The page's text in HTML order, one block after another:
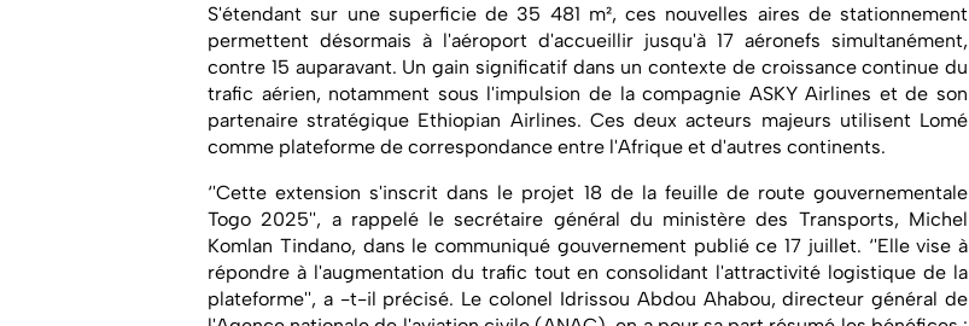
S'étendant sur une superficie de 35 481 m², ces nouvelles aires de stationnement
permettent désormais à l'aéroport d'accueillir jusqu'à 17 aéronefs simultanément,
contre 15 auparavant. Un gain significatif dans un contexte de croissance continue du
trafic aérien, notamment sous l'impulsion de la compagnie ASKY Airlines et de son
partenaire stratégique Ethiopian Airlines. Ces deux acteurs majeurs utilisent Lomé
comme plateforme de correspondance entre l'Afrique et d'autres continents.
‘'Cette extension s'inscrit dans le projet 18 de la feuille de route gouvernementale
Togo 2025'', a rappelé le secrétaire général du ministère des Transports, Michel
Komlan Tindano, dans le communiqué gouvernement publié ce 17 juillet. ‘'Elle vise à
répondre à l'augmentation du trafic tout en consolidant l'attractivité logistique de la
plateforme'', a -t-il précisé. Le colonel Idrissou Abdou Ahabou, directeur général de